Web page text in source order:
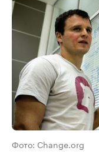
Фото: Change.org